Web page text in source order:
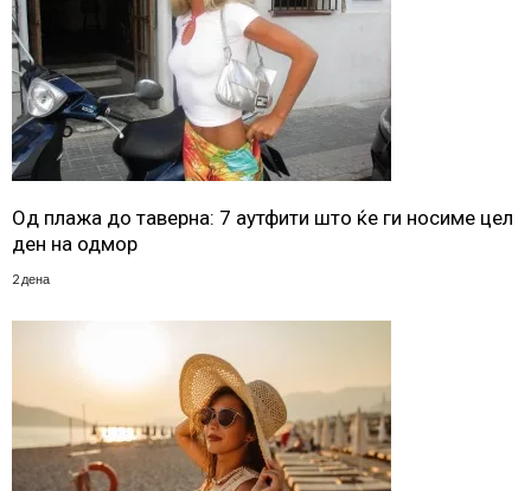
Од плажа до таверна: 7 аутфити што ќе ги носиме цел
ден на одмор
2 дена